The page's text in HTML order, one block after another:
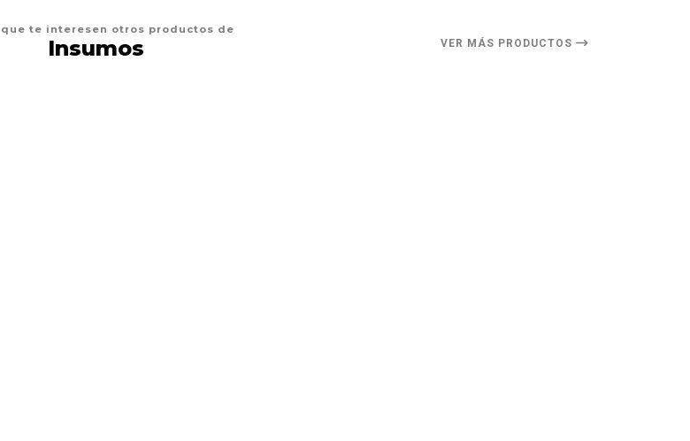
que te interesen otros productos de
Insumos VER MÁS PRODUCTOS